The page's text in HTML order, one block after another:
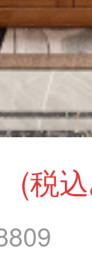
(税